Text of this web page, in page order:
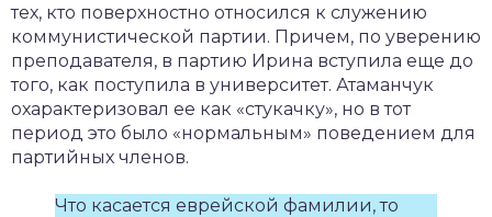
тех, кто поверхностно относился к служению
коммунистической партии. Причем, по уверению
преподавателя, в партию Ирина вступила еще до
того, как поступила в университет. Атаманчук
охарактеризовал ее как «стукачку», но в тот
период это было «нормальным» поведением для
партийных членов.
Что касается еврейской фамилии, то